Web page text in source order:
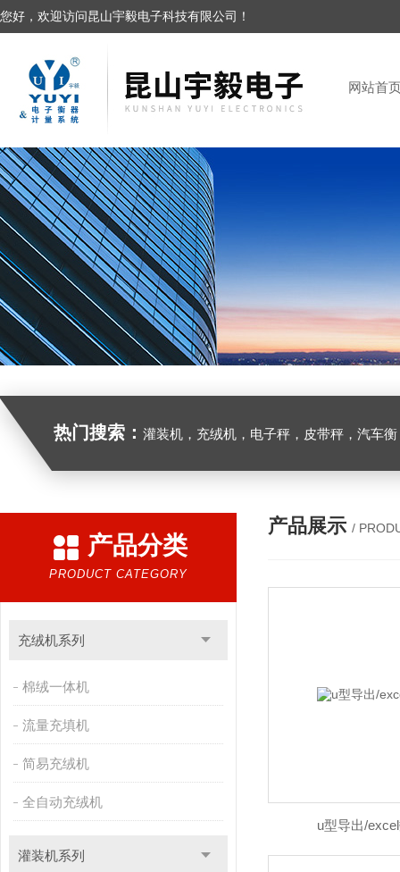
您好，欢迎访问昆山宇毅电子科技有限公司！
网站首
热门搜索： 灌装机，充绒机，电子秤，皮带秤，汽车
产品分类
PRODUCT CATEGORY
充绒机系列
棉绒一体机
流量充填机
简易充绒机
全自动充绒机
灌装机系列
产品展示 /
u型导出/